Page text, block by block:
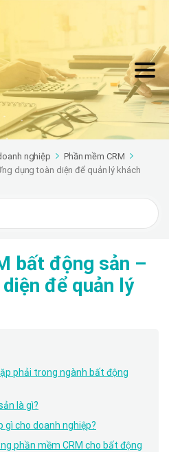
nghiệp
Phần mềm CRM
dụng toàn diện để quản lý khách
bất động sản –
để quản lý
phải trong ngành bất động
là gì?
gì cho doanh nghiệp?
phần mềm CRM cho bất động